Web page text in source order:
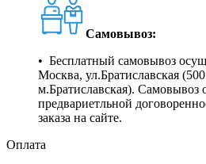
Самовывоз:
• Бесплатный самовывоз
Москва, ул.Братиславская
м.Братиславская). Самовывоз
предвариетльной
заказа на сайте.
Оплата